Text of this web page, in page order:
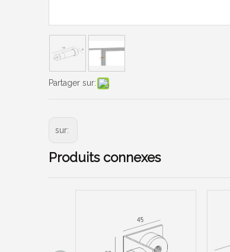
Partager sur:
sur:
Produits connexes